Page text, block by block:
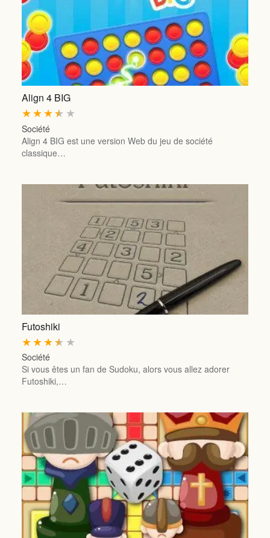
Align 4 BIG
★
★
★
★
★
Société
Align 4 BIG est une version Web du jeu de société
classique…
Futoshiki
★
★
★
★
★
Société
Si vous êtes un fan de Sudoku, alors vous allez adorer
Futoshiki,…